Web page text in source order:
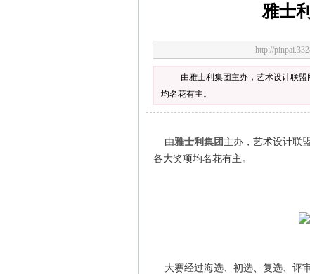
雅士
http://
由雅士利集团主办，艺术设计联
均名花有主。
由雅士利集团 主办，艺术设计联
各大奖项均名花有主。
大赛经过海选、初选、复选、评